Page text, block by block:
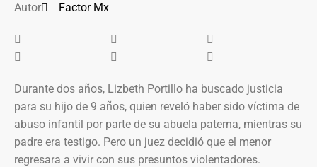
Autor Factor Mx
Durante dos años, Lizbeth Portillo ha buscado justicia
para su hijo de 9 años, quien reveló haber sido víctima de
abuso infantil por parte de su abuela paterna, mientras su
padre era testigo. Pero un juez decidió que el menor
regresara a vivir con sus presuntos violentadores.